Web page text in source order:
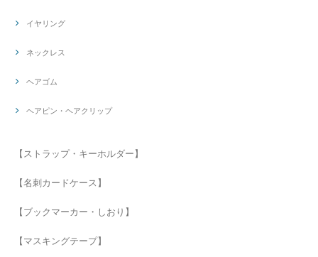
イヤリング
ネックレス
ヘアゴム
ヘアピン・ヘアクリップ
【ストラップ・キーホルダー】
【名刺カードケース】
【ブックマーカー・しおり】
【マスキングテープ】